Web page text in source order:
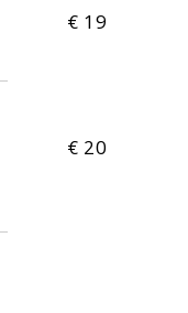
€ 19
€ 20